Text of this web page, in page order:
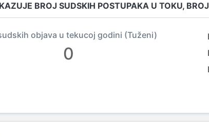
BROJ SUDSKIH POSTUPAKA U TOKU,
objava u tekucoj godini (Tuženi)
0